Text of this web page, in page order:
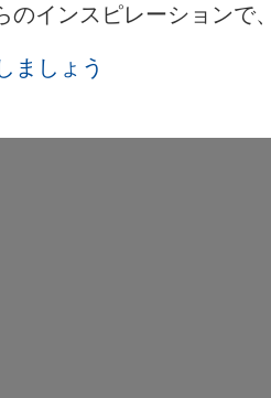
のインスピレーションで
ましょう